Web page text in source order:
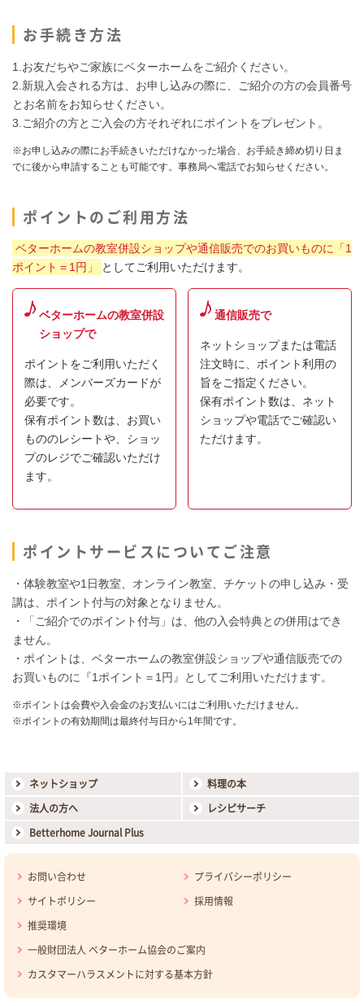
お手続き方法
1.お友だちやご家族にベターホームをご紹介ください。
2.新規入会される方は、お申し込みの際に、ご紹介の方の会員番号
とお名前をお知らせください。
3.ご紹介の方とご入会の方それぞれにポイントをプレゼント。
※お申し込みの際にお手続きいただけなかった場合、お手続き締め切り日ま
でに後から申請することも可能です。事務局へ電話でお知らせください。
ポイントのご利用方法
ベターホームの教室併設ショップや通信販売でのお買いものに「1
ポイント＝1円」
としてご利用いただけます。
ベターホームの教室併設
ショップで
ポイントをご利用いただく
際は、メンバーズカードが
必要です。
保有ポイント数は、お買い
もののレシートや、ショッ
プのレジでご確認いただけ
ます。
通信販売で
ネットショップまたは電話
注文時に、ポイント利用の
旨をご指定ください。
保有ポイント数は、ネット
ショップや電話でご確認い
ただけます。
ポイントサービスについてご注意
・体験教室や1日教室、オンライン教室、チケットの申し込み・受
講は、ポイント付与の対象となりません。
・「ご紹介でのポイント付与」は、他の入会特典との併用はでき
ません。
・ポイントは、ベターホームの教室併設ショップや通信販売での
お買いものに『1ポイント＝1円』としてご利用いただけます。
※ポイントは会費や入会金のお支払いにはご利用いただけません。
※ポイントの有効期間は最終付与日から1年間です。
ネットショップ
料理の本
法人の方へ
レシピサーチ
Betterhome Journal Plus
お問い合わせ
プライバシーポリシー
サイトポリシー
採用情報
推奨環境
一般財団法人 ベターホーム協会のご案内
カスタマーハラスメントに対する基本方針